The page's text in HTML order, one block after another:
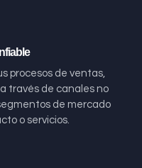
procesos de ventas,
través de canales no
de mercado
o servicios.